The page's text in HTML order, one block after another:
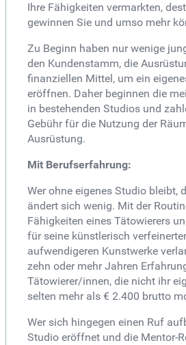
Ihre Fähigkeiten vermarkten,
gewinnen Sie und umso mehr
Zu Beginn haben nur wenige
den Kundenstamm, die
finanziellen Mittel, um ein
eröffnen. Daher beginnen die
in bestehenden Studios und
Gebühr für die Nutzung der
Ausrüstung.
Mit Berufserfahrung:
Wer ohne eigenes Studio bleibt,
ändert sich wenig. Mit der
Fähigkeiten eines Tätowierers
für seine künstlerisch
aufwendigeren Kunstwerke
zehn oder mehr Jahren
Tätowierer/innen, die nicht ihr
selten mehr als € 2.400 brutto
Wer sich hingegen einen Ruf
Studio eröffnet und die Mentor-